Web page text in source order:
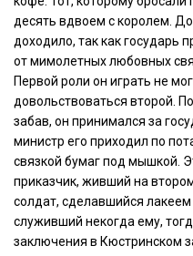
десять вдвоем с королем.
доходило, так как государь
от мимолетных любовных
Первой роли он играть не
довольствоваться второй.
забав, он принимался за
министр его приходил по
связкой бумаг под мышкой.
приказчик, живший на
солдат, сделавшийся
служивший некогда ему,
заключения в Кюстринском